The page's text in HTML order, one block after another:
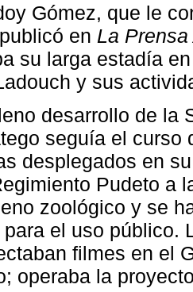
Gómez, que le
en La
su larga estadía
y sus
desarrollo de la
seguía el curso
desplegados en
Pudeto a
zoológico y se
para el uso público.
filmes en el
operaba la